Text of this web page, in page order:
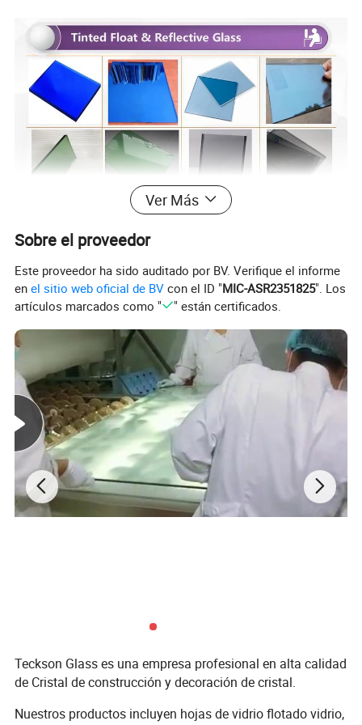
Tamaño:
1220x1830mm, 2000x1500mm, 1524x2134mm,
1830x2440mm, 1830x3050mm, 2140x2250mm,
2140x3210mm,2134x3050mm, 2134x3300mm,
2134x3660mm, 2250x3210mm, 2250x3300mm,
2440x3050mm, etc., también pueden reducir el tamaño como
solicitud de clientes.
Ventajas:
Ver Más
Sobre el proveedor
Este proveedor ha sido auditado por BV. Verifique el informe
enel sitio web oficial de BV con el ID "MIC-ASR2351825". Los
artículos marcados como "
" están certificados.
Teckson Glass es una empresa profesional en alta calidad
de Cristal de construcción y decoración de cristal.
Nuestros productos incluyen hojas de vidrio flotado vidrio,